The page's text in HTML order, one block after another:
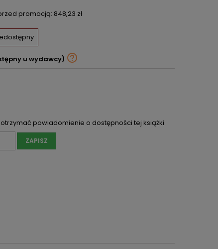
promocją: 848,23 zł
u wydawcy) 
powiadomienie o dostępności tej książki
ZAPISZ